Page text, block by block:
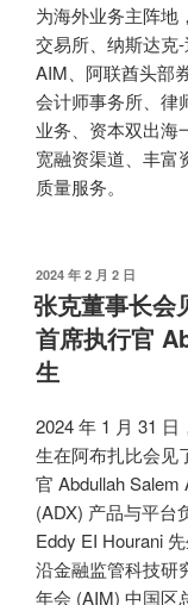
为海外业务主阵地
交易所、纳斯达克
AIM、阿联酋头部
会计师事务所、律
业务、资本双出海
宽融资渠道、丰富
质量服务。
发
布
于
2024 年 2 月 2 日
张克董事长会
首席执行官
生
2024 年 1 月 31
生在阿布扎比会见
官 Abdullah
(ADX) 产品与平台
Eddy EI Hourani
沿金融监管科技研
年会 (AIM) 中国区